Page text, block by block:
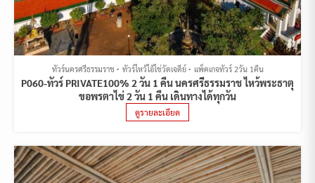
ทัวร์นครศรีธรรมราช ทัวร์ไหว้ไอ้ไข่วัดเจดีย์ แพ็คเกจทัวร์ 2วัน 1คืน
P060-ทัวร์ PRIVATE100% 2 วัน 1 คืน นครศรีธรรมราช ไหว้พระธาตุ
ขอพรตาไข่ 2 วัน 1 คืน เดินทางได้ทุกวัน
ดูรายละเอียด